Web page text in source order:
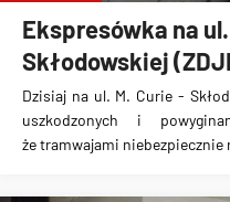
Ekspresówka na
Skłodowskiej
Dzisiaj na ul. M. Curie -
uszkodzonych i
żetramwajami niebezpiecznie